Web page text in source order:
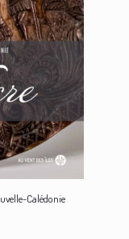
Calédonie